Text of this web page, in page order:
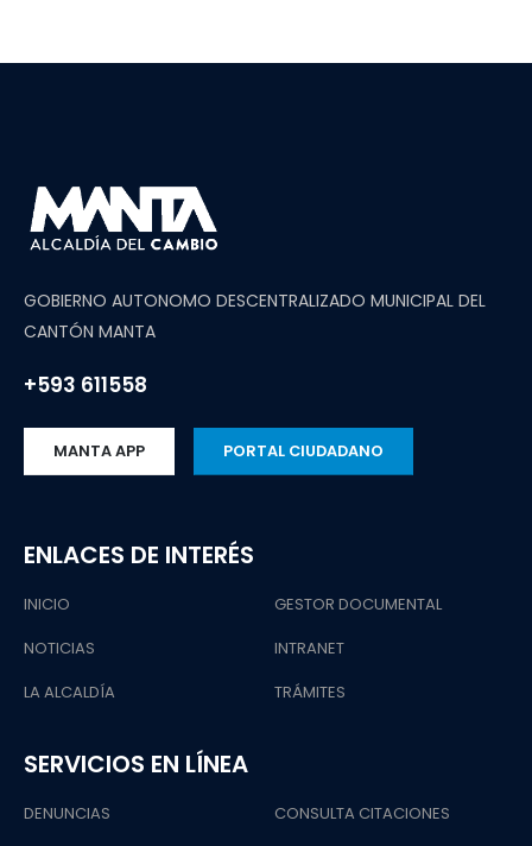
GOBIERNO AUTONOMO DESCENTRALIZADO MUNICIPAL DEL
CANTÓN MANTA
+593 611558
MANTA APP PORTAL CIUDADANO
ENLACES DE INTERÉS
INICIO
NOTICIAS
LA ALCALDÍA
GESTOR DOCUMENTAL
INTRANET
TRÁMITES
SERVICIOS EN LÍNEA
DENUNCIAS
CONSULTA CITACIONES